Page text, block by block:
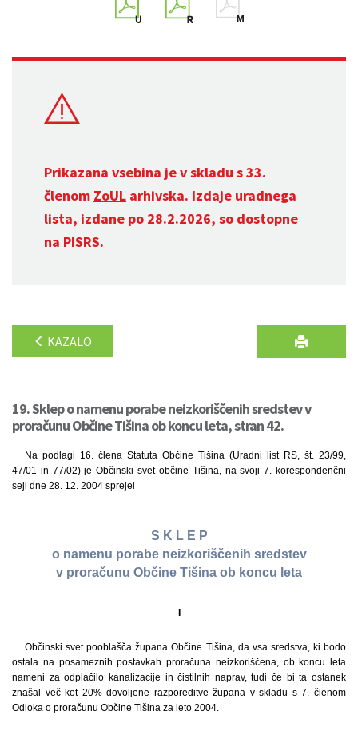
Prikazana vsebina je v skladu s 33.
členom ZoUL arhivska. Izdaje uradnega
lista, izdane po 28.2.2026, so dostopne
na PISRS.
KAZALO
19. Sklep o namenu porabe neizkoriščenih sredstev v
proračunu Občine Tišina ob koncu leta, stran 42.
Na podlagi 16. člena Statuta Občine Tišina (Uradni list RS, št. 23/99,
47/01 in 77/02) je Občinski svet občine Tišina, na svoji 7. korespondenčni
seji dne 28. 12. 2004 sprejel
S K L E P
o namenu porabe neizkoriščenih sredstev
v proračunu Občine Tišina ob koncu leta
I
Občinski svet pooblašča župana Občine Tišina, da vsa sredstva, ki bodo
ostala na posameznih postavkah proračuna neizkoriščena, ob koncu leta
nameni za odplačilo kanalizacije in čistilnih naprav, tudi če bi ta ostanek
znašal več kot 20% dovoljene razporeditve župana v skladu s 7. členom
Odloka o proračunu Občine Tišina za leto 2004.